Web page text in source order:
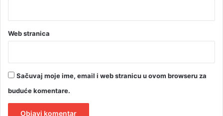
Web stranica
Sačuvaj moje ime, email i web stranicu u ovom browseru za
buduće komentare.